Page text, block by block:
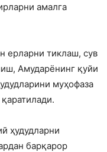
амалга
ерларни тиклаш, сув
Амударёнинг қуйи
муҳофаза
ҳудудларни
барқарор